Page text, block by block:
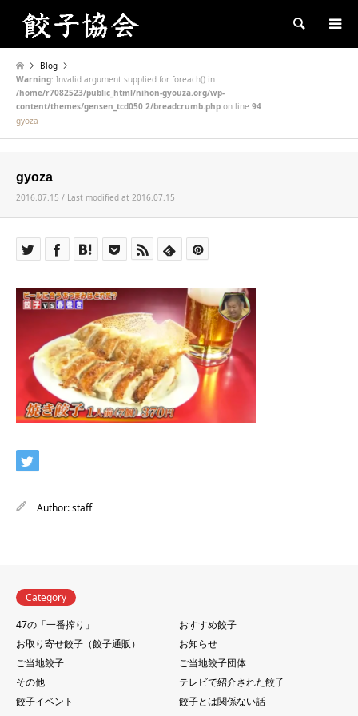
Search
Blog
Warning: Invalid argument supplied for foreach() in
/home/r7082523/public_html/nihon-gyouza.org/wp-
content/themes/gensen_tcd050 2/breadcrumb.php on line 94
gyoza
gyoza
2016.07.15 / Last modified at 2016.07.15
Author:staff
Category
47の「一番搾り」
おすすめ餃子
お取り寄せ餃子（餃子通販）
お知らせ
ご当地餃子
ご当地餃子団体
その他
テレビで紹介された餃子
餃子イベント
餃子とは関係ない話